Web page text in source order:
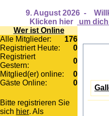
9. August 2026 -
Klicken hier
um
Wer ist Online
Alle Mitglieder:
176
Registriert Heute:
0
Registriert
Gestern:
0
Mitglied(er) online:
0
Gäste Online:
0
Bitte registrieren Sie
sich hier. Als